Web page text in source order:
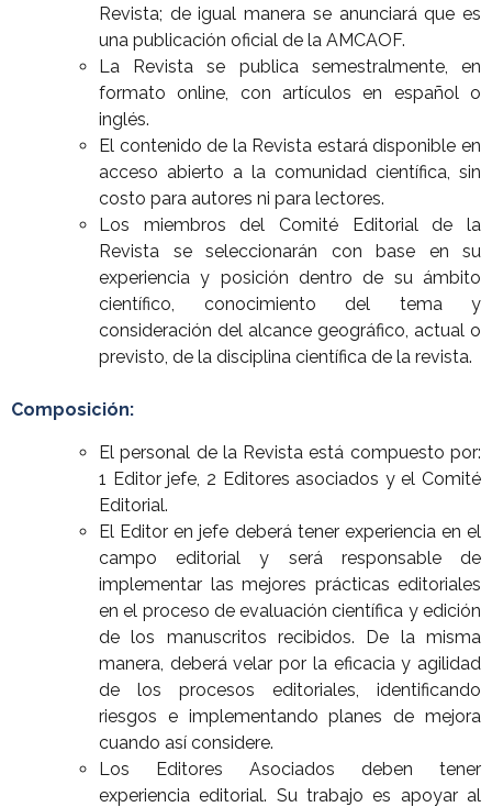
Revista; de igual manera se anunciará que es
una publicación oficial de la AMCAOF.
La Revista se publica semestralmente, en
formato online, con artículos en español o
inglés.
El contenido de la Revista estará disponible en
acceso abierto a la comunidad científica, sin
costo para autores ni para lectores.
Los miembros del Comité Editorial de la
Revista se seleccionarán con base en su
experiencia y posición dentro de su ámbito
científico, conocimiento del tema y
consideración del alcance geográfico, actual o
previsto, de la disciplina científica de la revista.
Composición:
El personal de la Revista está compuesto por:
1 Editor jefe, 2 Editores asociados y el Comité
Editorial.
El Editor en jefe deberá tener experiencia en el
campo editorial y será responsable de
implementar las mejores prácticas editoriales
en el proceso de evaluación científica y edición
de los manuscritos recibidos. De la misma
manera, deberá velar por la eficacia y agilidad
de los procesos editoriales, identificando
riesgos e implementando planes de mejora
cuando así considere.
Los Editores Asociados deben tener
experiencia editorial. Su trabajo es apoyar al